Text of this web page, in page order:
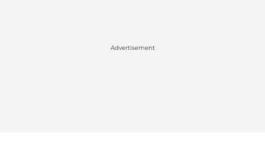
Advertisement